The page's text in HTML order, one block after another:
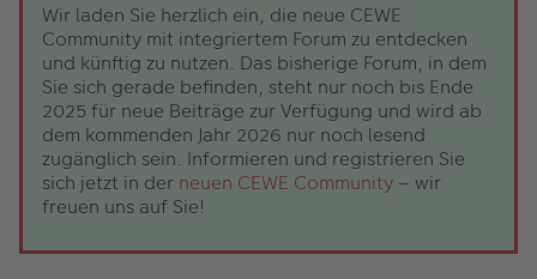
Wir laden Sie herzlich ein, die neue CEWE
Community mit integriertem Forum zu entdecken
und künftig zu nutzen. Das bisherige Forum, in dem
Sie sich gerade befinden, steht nur noch bis Ende
2025 für neue Beiträge zur Verfügung und wird ab
dem kommenden Jahr 2026 nur noch lesend
zugänglich sein. Informieren und registrieren Sie
sich jetzt in der neuen CEWE Community – wir
freuen uns auf Sie!